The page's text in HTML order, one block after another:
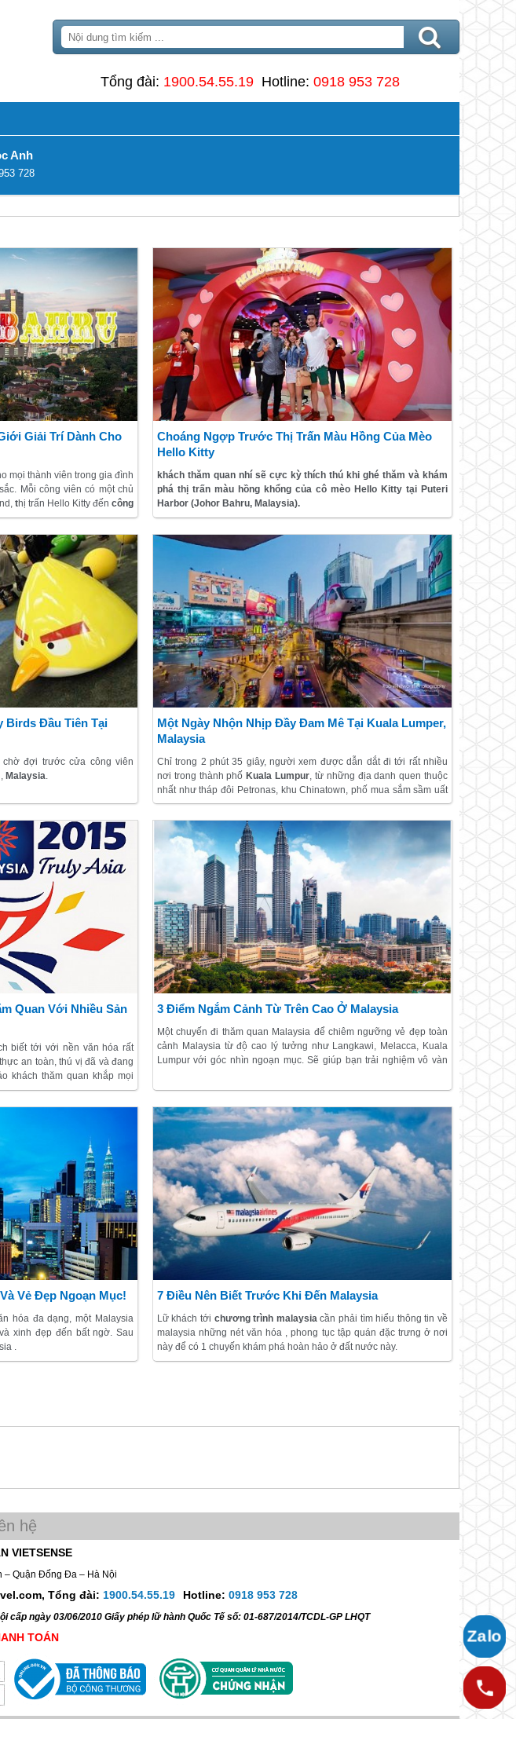
Tổng đài: 1900.54.55.19 Hotline: 0918 953 728
Anh
728
Giải Trí Dành Cho
mọi thành viên trong gia đình
Mỗi công viên có một chủ
thị trấn Hello Kitty đếncông
Big Club… đều có thể là
thần nhỏ và những người
của tuổi thơ.
Choáng Ngợp Trước Thị Trấn Màu Hồng Của Mèo
Hello Kitty
khách thăm quan nhí sẽ cực kỳ thích thú khi ghé thăm và khám
phá thị trấn màu hồng khổng của cô mèo Hello Kitty tại Puteri
Harbor (Johor Bahru, Malaysia).
Birds Đầu Tiên Tại
đợi trước cửa công viên
Malaysia
Một Ngày Nhộn Nhịp Đầy Đam Mê Tại Kuala Lumper,
Malaysia
Chỉ trong 2 phút 35 giây, người xem được dẫn dắt đi tới rất nhiều
nơi trong thành phốKuala Lumpur , từ những địa danh quen thuộc
nhất như tháp đôi Petronas, khu Chinatown, phố mua sắm sầm uất
Bukit Bintang, phố ăn uống Jalan Alor... cho tới những góc khuất
không mấy phát triển.
Quan Với Nhiều Sản
biết tới với nền văn hóa rất
an toàn, thú vị đã và đang
khách thăm quan khắp mọi
3 Điểm Ngắm Cảnh Từ Trên Cao Ở Malaysia
Một chuyến đi thăm quan Malaysia để chiêm ngưỡng vẻ đẹp toàn
cảnh Malaysia từ độ cao lý tưởng như Langkawi, Melacca, Kuala
Lumpur với góc nhìn ngoạn mục. Sẽ giúp bạn trải nghiệm vô vàn
Vẻ Đẹp Ngoạn Mục!
hóa đa dạng, một Malaysia
xinh đẹp đến bất ngờ. Sau
.
7 Điều Nên Biết Trước Khi Đến Malaysia
Lữ khách tới chương trình malaysiacần phải tìm hiểu thông tin về
malaysia những nét văn hóa , phong tục tập quán đặc trưng ở nơi
này để có 1 chuyến khám phá hoàn hảo ở đất nước này.
VIETSENSE
– Quận Đống Đa – Hà Nội
Tổng đài: 1900.54.55.19 Hotline: 0918 953 728
ngày 03/06/2010 Giấy phép lữ hành Quốc Tế số: 01-687/2014/TCDL-GP LHQT
TOÁN